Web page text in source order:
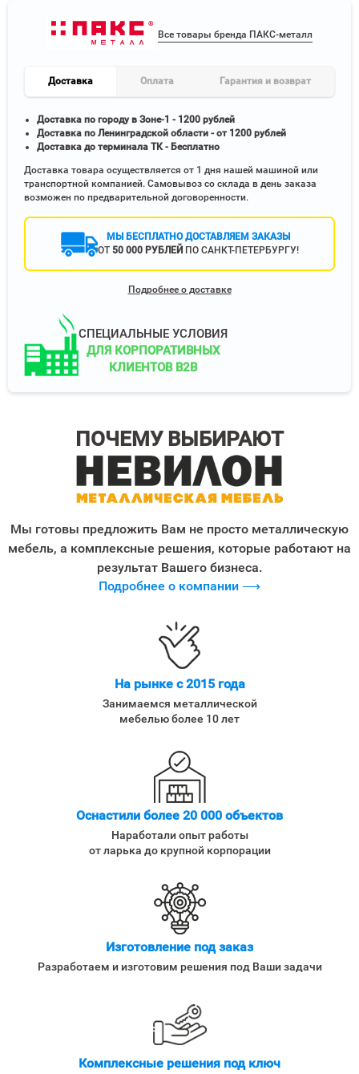
Все товары бренда ПАКС-металл
Доставка Оплата Гарантия и возврат
Доставка по городу в Зоне-1 - 1200 рублей
Доставка по Ленинградской области - от 1200 рублей
Доставка до терминала ТК - Бесплатно
Доставка товара осуществляется от 1 дня нашей машиной или
транспортной компанией. Самовывоз со склада в день заказа
возможен по предварительной договоренности.
МЫ БЕСПЛАТНО ДОСТАВЛЯЕМ ЗАКАЗЫ
ОТ 50 000 РУБЛЕЙ ПО САНКТ-ПЕТЕРБУРГУ!
Подробнее о доставке
СПЕЦИАЛЬНЫЕ УСЛОВИЯ
ДЛЯ КОРПОРАТИВНЫХ
КЛИЕНТОВ B2B
ПОЧЕМУ ВЫБИРАЮТ
Мы готовы предложить Вам не просто металлическую
мебель, а комплексные решения, которые работают на
результат Вашего бизнеса.
Подробнее о компании ⟶
На рынке с 2015 года
Занимаемся металлической
мебелью более 10 лет
Оснастили более 20 000 объектов
Наработали опыт работы
от ларька до крупной корпорации
Изготовление под заказ
Разработаем и изготовим решения под Ваши задачи
Комплексные решения под ключ